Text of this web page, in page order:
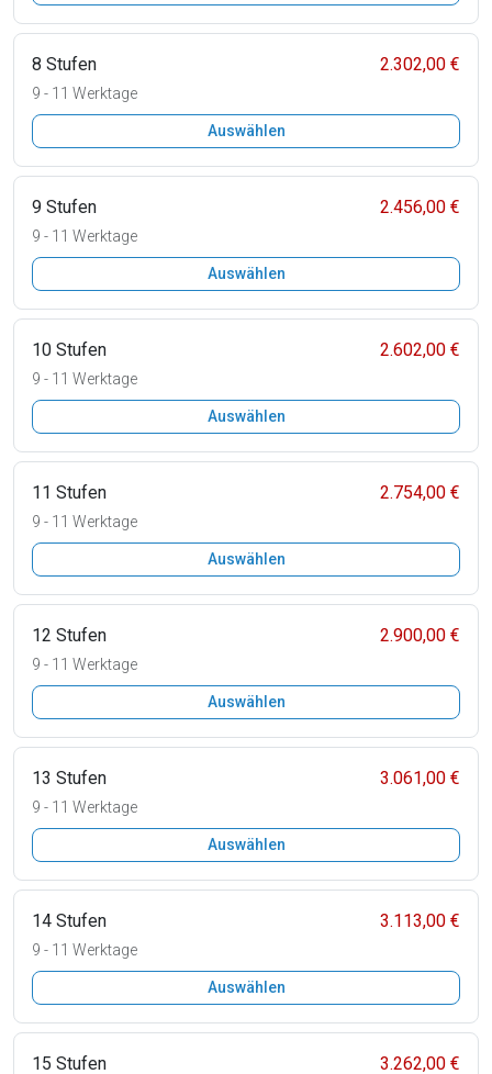
8 Stufen 2.302,00 €
9 - 11 Werktage
Auswählen
9 Stufen 2.456,00 €
9 - 11 Werktage
Auswählen
10 Stufen 2.602,00 €
9 - 11 Werktage
Auswählen
11 Stufen 2.754,00 €
9 - 11 Werktage
Auswählen
12 Stufen 2.900,00 €
9 - 11 Werktage
Auswählen
13 Stufen 3.061,00 €
9 - 11 Werktage
Auswählen
14 Stufen 3.113,00 €
9 - 11 Werktage
Auswählen
15 Stufen 3.262,00 €